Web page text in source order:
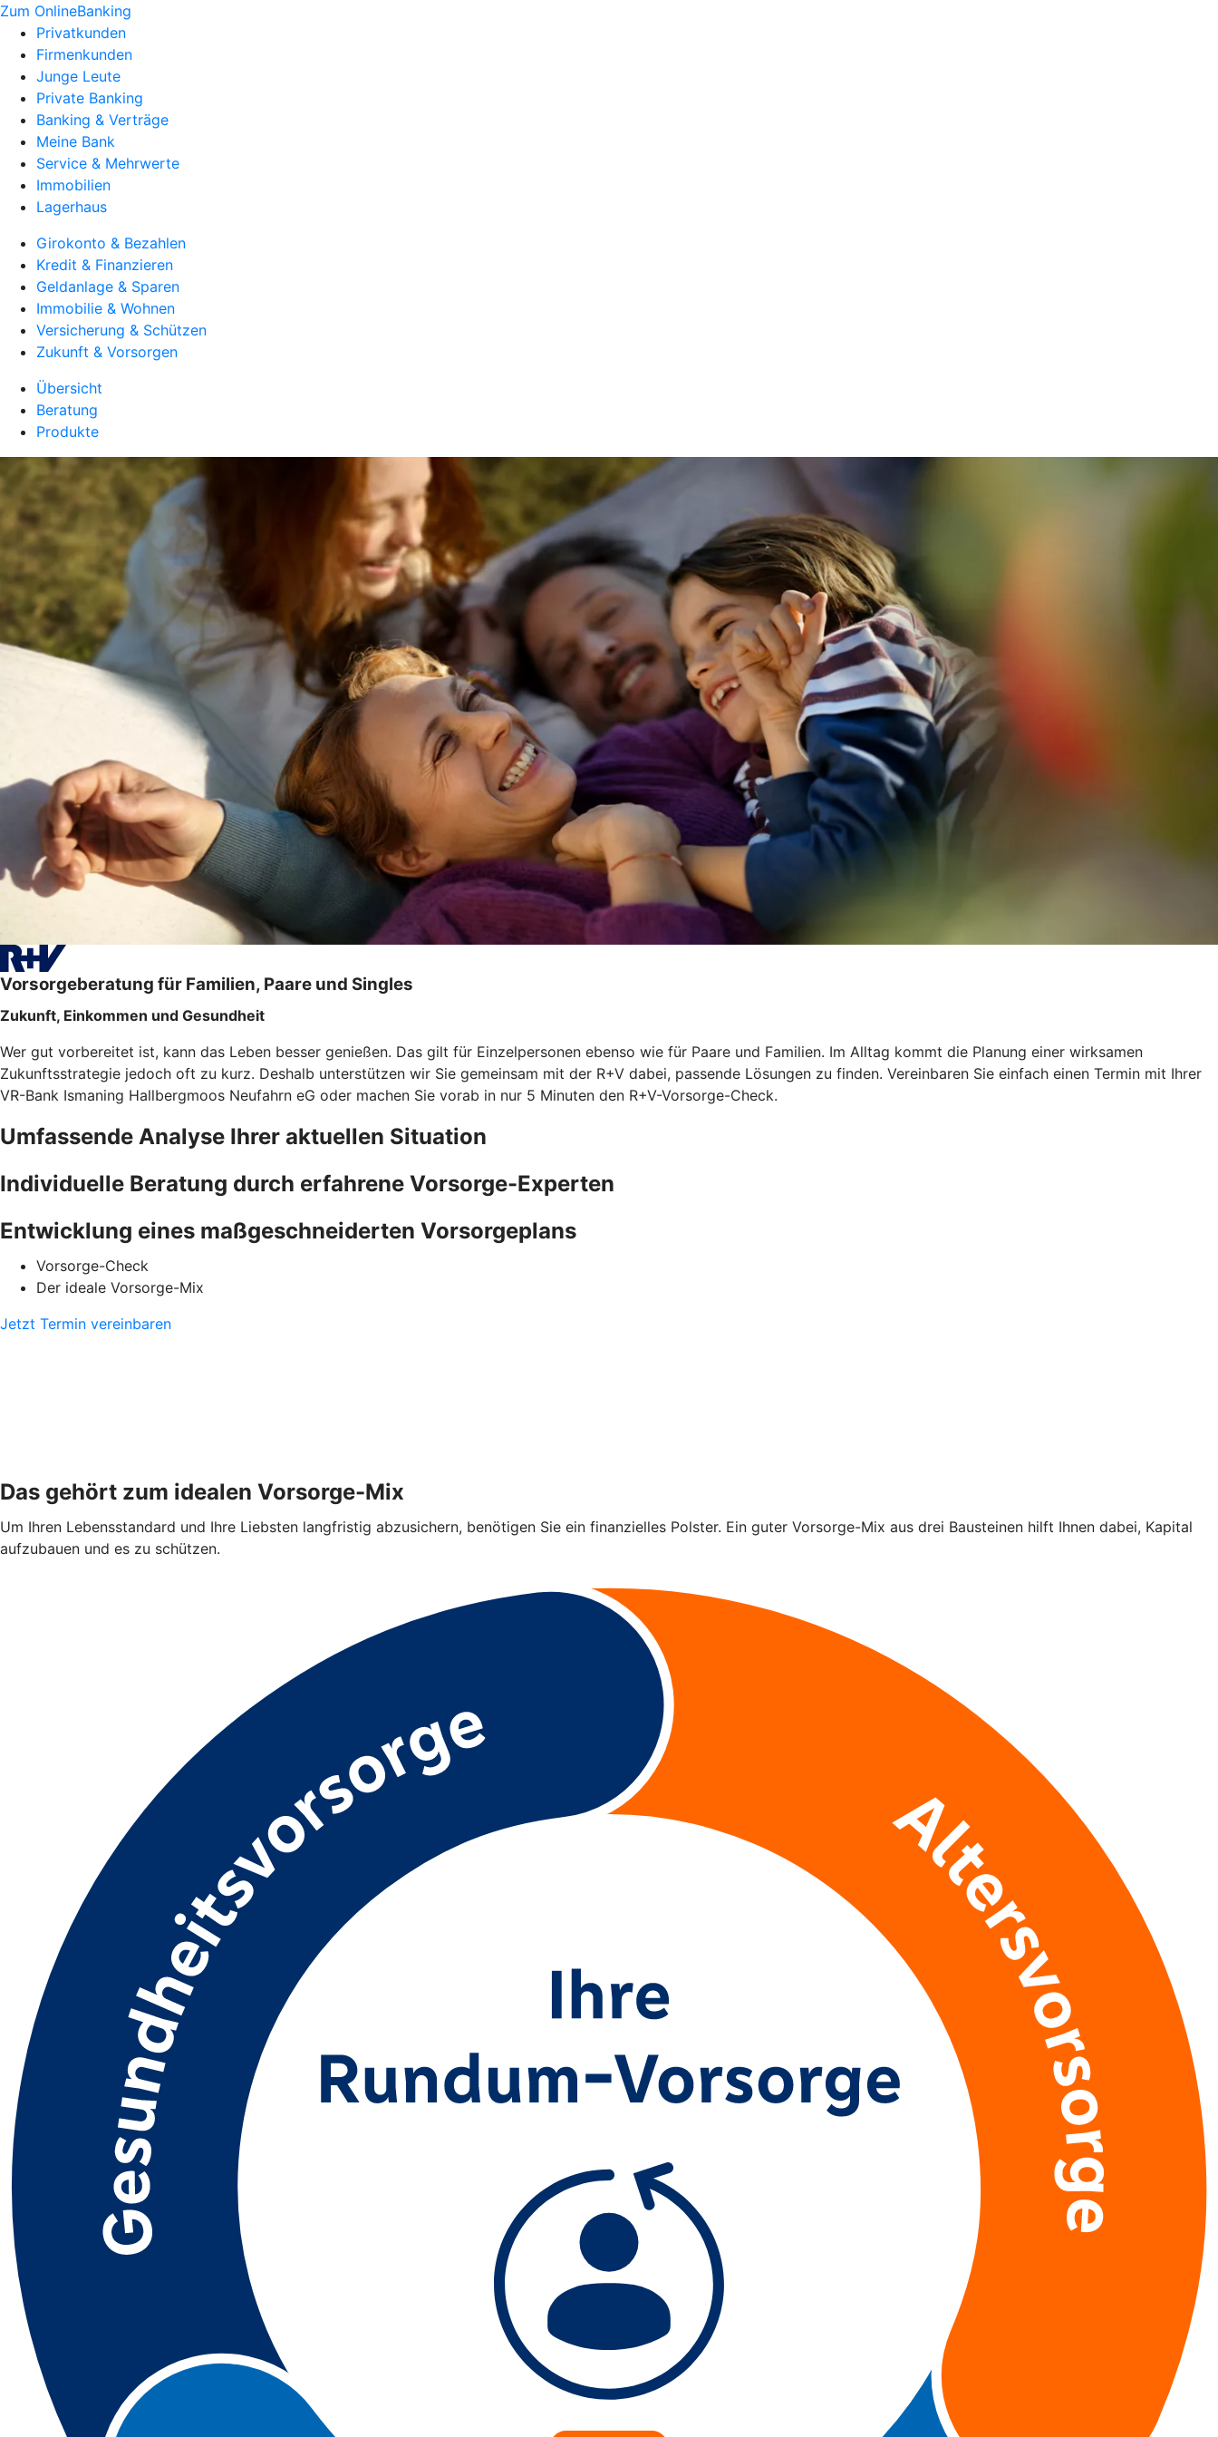
Zum OnlineBanking
Privatkunden
Firmenkunden
Junge Leute
Private Banking
Banking & Verträge
Meine Bank
Service & Mehrwerte
Immobilien
Lagerhaus
Girokonto & Bezahlen
Kredit & Finanzieren
Geldanlage & Sparen
Immobilie & Wohnen
Versicherung & Schützen
Zukunft & Vorsorgen
Übersicht
Beratung
Produkte
Vorsorgeberatung für Familien, Paare und Singles
Zukunft, Einkommen und Gesundheit
Wer gut vorbereitet ist, kann das Leben besser genießen. Das gilt für Einzelpersonen ebenso wie für Paare und Familien. Im Alltag kommt die Planung einer wirksamen
Zukunftsstrategie jedoch oft zu kurz. Deshalb unterstützen wir Sie gemeinsam mit der R+V dabei, passende Lösungen zu finden. Vereinbaren Sie einfach einen Termin mit Ihrer
VR-Bank Ismaning Hallbergmoos Neufahrn eG oder machen Sie vorab in nur 5 Minuten den R+V-Vorsorge-Check.
Umfassende Analyse Ihrer aktuellen Situation
Individuelle Beratung durch erfahrene Vorsorge-Experten
Entwicklung eines maßgeschneiderten Vorsorgeplans
Vorsorge-Check
Der ideale Vorsorge-Mix
Jetzt Termin vereinbaren
Das gehört zum idealen Vorsorge-Mix
Um Ihren Lebensstandard und Ihre Liebsten langfristig abzusichern, benötigen Sie ein finanzielles Polster. Ein guter Vorsorge-Mix aus drei Bausteinen hilft Ihnen dabei, Kapital
aufzubauen und es zu schützen.